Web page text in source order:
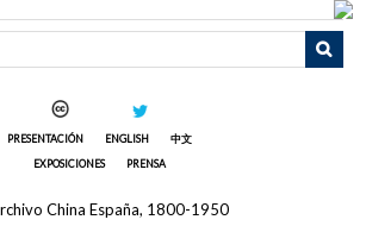
PRESENTACIÓN ENGLISH
中文
EXPOSICIONES
PRENSA